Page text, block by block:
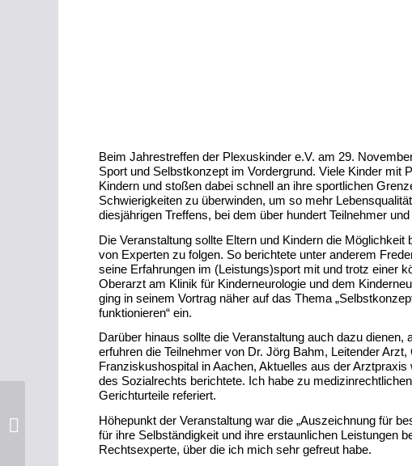
Beim Jahrestreffen der Plexuskinder e.V. am 29.
Sport und Selbstkonzept im Vordergrund. Viele Kinder mit
Kindern und stoßen dabei schnell an ihre sportlichen
Schwierigkeiten zu überwinden, um so mehr
diesjährigen Treffens, bei dem über hundert Teilnehmer
Die Veranstaltung sollte Eltern und Kindern die
von Experten zu folgen. So berichtete unter anderem
seine Erfahrungen im (Leistungs)sport mit und trotz einer
Oberarzt am Klinik für Kinderneurologie und dem
ging in seinem Vortrag näher auf das Thema
funktionieren“ ein.
Darüber hinaus sollte die Veranstaltung auch dazu
erfuhren die Teilnehmer von Dr. Jörg Bahm, Leitender
Franziskushospital in Aachen, Aktuelles aus der
des Sozialrechts berichtete. Ich habe zu
Gerichturteile referiert.
Höhepunkt der Veranstaltung war die „Auszeichnung für
für ihre Selbständigkeit und ihre erstaunlichen Leistungen
Rechtsexperte, über die ich mich sehr gefreut habe.
2014 – Frühgeburt:
Alles in Balance?!